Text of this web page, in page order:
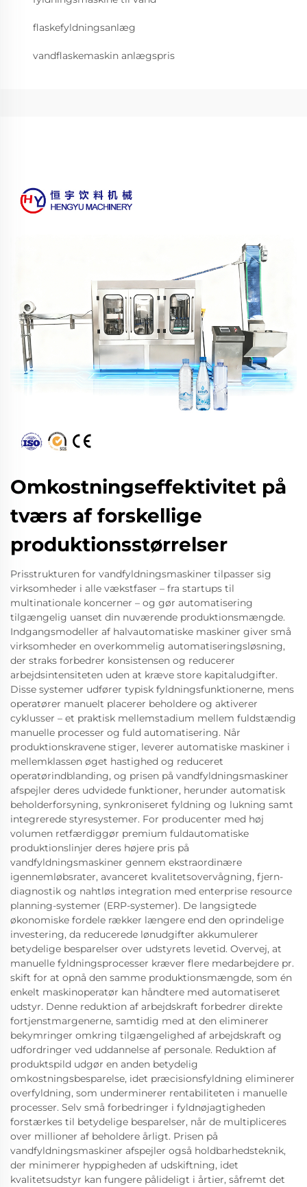
flaskefyldningsanlæg
vandflaskemaskin anlægspris
Omkostningseffektivitet på
tværs af forskellige
produktionsstørrelser
Prisstrukturen for vandfyldningsmaskiner tilpasser sig
virksomheder i alle vækstfaser – fra startups til
multinationale koncerner – og gør automatisering
tilgængelig uanset din nuværende produktionsmængde.
Indgangsmodeller af halvautomatiske maskiner giver små
virksomheder en overkommelig automatiseringsløsning,
der straks forbedrer konsistensen og reducerer
arbejdsintensiteten uden at kræve store kapitaludgifter.
Disse systemer udfører typisk fyldningsfunktionerne, mens
operatører manuelt placerer beholdere og aktiverer
cyklusser – et praktisk mellemstadium mellem fuldstændig
manuelle processer og fuld automatisering. Når
produktionskravene stiger, leverer automatiske maskiner i
mellemklassen øget hastighed og reduceret
operatørindblanding, og prisen på vandfyldningsmaskiner
afspejler deres udvidede funktioner, herunder automatisk
beholderforsyning, synkroniseret fyldning og lukning samt
integrerede styresystemer. For producenter med høj
volumen retfærdiggør premium fuldautomatiske
produktionslinjer deres højere pris på
vandfyldningsmaskiner gennem ekstraordinære
igennemløbsrater, avanceret kvalitetsovervågning, fjern-
diagnostik og nahtløs integration med enterprise resource
planning-systemer (ERP-systemer). De langsigtede
økonomiske fordele rækker længere end den oprindelige
investering, da reducerede lønudgifter akkumulerer
betydelige besparelser over udstyrets levetid. Overvej, at
manuelle fyldningsprocesser kræver flere medarbejdere pr.
skift for at opnå den samme produktionsmængde, som én
enkelt maskinoperatør kan håndtere med automatiseret
udstyr. Denne reduktion af arbejdskraft forbedrer direkte
fortjenstmargenerne, samtidig med at den eliminerer
bekymringer omkring tilgængelighed af arbejdskraft og
udfordringer ved uddannelse af personale. Reduktion af
produktspild udgør en anden betydelig
omkostningsbesparelse, idet præcisionsfyldning eliminerer
overfyldning, som underminerer rentabiliteten i manuelle
processer. Selv små forbedringer i fyldnøjagtigheden
forstærkes til betydelige besparelser, når de multipliceres
over millioner af beholdere årligt. Prisen på
vandfyldningsmaskiner afspejler også holdbarhedsteknik,
der minimerer hyppigheden af udskiftning, idet
kvalitetsudstyr kan fungere pålideligt i årtier, såfremt det